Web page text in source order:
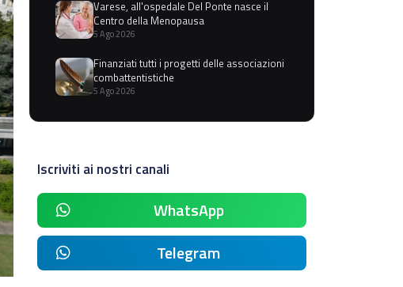
Varese, all'ospedale Del Ponte nasce il
Centro della Menopausa
5 Ago 2026
Finanziati tutti i progetti delle associazioni
combattentistiche
5 Ago 2026
Iscriviti ai nostri canali
WhatsApp
Telegram